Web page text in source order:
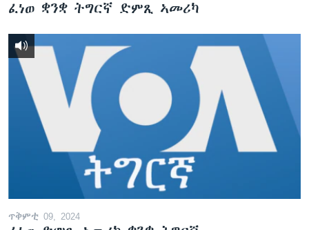
ፈነወ ቋንቋ ትግርኛ ድምጺ ኣመሪካ
ጥቅምቲ 09, 2024